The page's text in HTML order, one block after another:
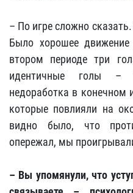
– По игре сложно
Было хорошее
втором периоде три
идентичные голы –
недоработка в конечном
которые повлияли на
видно было, что
опережал, мы
– Вы упомянули, что